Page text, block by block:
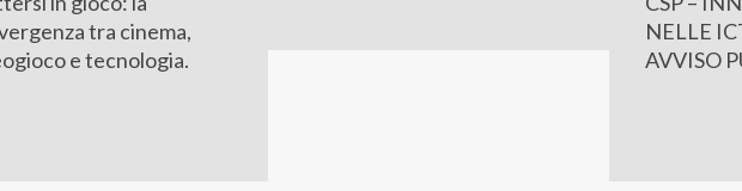
tra cinema,
e tecnologia.
NELLE
AVVISO